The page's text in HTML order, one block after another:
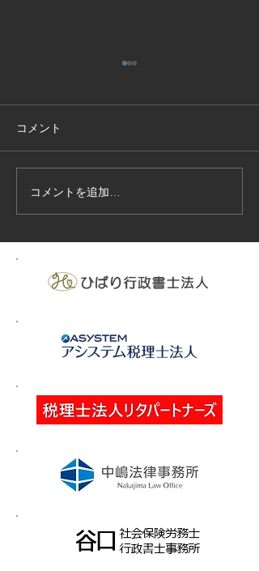
技能実習生１２名入国-フ
ィリピン、ベトナム
コメント
コメントを追加…